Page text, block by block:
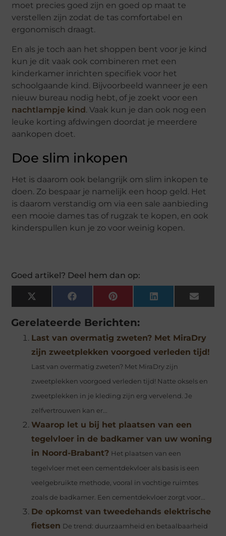
moet precies goed zijn en goed op maat te
verstellen zijn zodat de tas comfortabel en
ergonomisch draagt.
En als je toch aan het shoppen bent voor je kind
kun je dit vaak ook combineren met een
kinderkamer inrichten specifiek voor het
schoolgaande kind. Bijvoorbeeld wanneer je een
nieuw bureau nodig hebt, of je zoekt voor een
nachtlampje kind. Vaak kun je dan ook nog een
leuke korting afdwingen doordat je meerdere
aankopen doet.
Doe slim inkopen
Het is daarom ook belangrijk om slim inkopen te
doen. Zo bespaar je namelijk een hoop geld. Het
is daarom verstandig om via een sale aanbieding
een mooie dames tas of rugzak te kopen, en ook
kinderspullen kun je zo voor weinig kopen.
Goed artikel? Deel hem dan op:
X
(Twitter)
FacebookPinterestLinkedIn Email
Gerelateerde Berichten:
Last van overmatig zweten? Met MiraDry
zijn zweetplekken voorgoed verleden tijd!
Last van overmatig zweten? Met MiraDry zijn
zweetplekken voorgoed verleden tijd! Natte oksels en
zweetplekken in je kleding zijn erg vervelend. Je
zelfvertrouwen kan er...
Waarop let u bij het plaatsen van een
tegelvloer in de badkamer van uw woning
in Noord-Brabant? Het plaatsen van een
tegelvloer met een cementdekvloer als basis is een
veelgebruikte methode, vooral in vochtige ruimtes
zoals de badkamer. Een cementdekvloer zorgt voor...
De opkomst van tweedehands elektrische
fietsen De trend: duurzaamheid en betaalbaarheid